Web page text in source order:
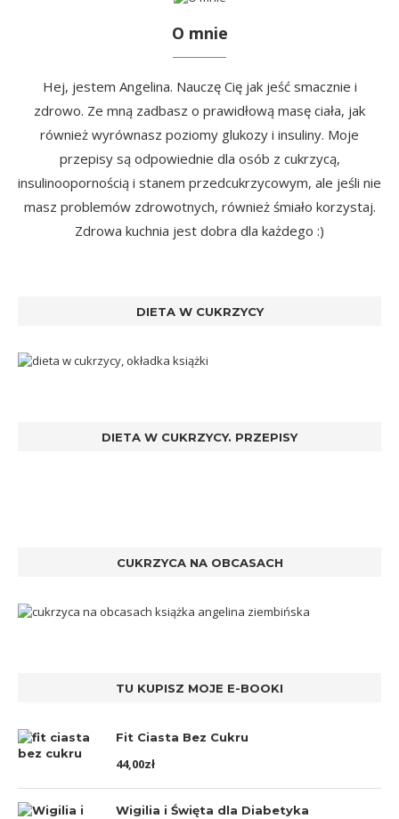
O mnie
Hej, jestem Angelina. Nauczę Cię jak jeść smacznie i
zdrowo. Ze mną zadbasz o prawidłową masę ciała, jak
również wyrównasz poziomy glukozy i insuliny. Moje
przepisy są odpowiednie dla osób z cukrzycą,
insulinoopornością i stanem przedcukrzycowym, ale jeśli nie
masz problemów zdrowotnych, również śmiało korzystaj.
Zdrowa kuchnia jest dobra dla każdego :)
DIETA W CUKRZYCY
DIETA W CUKRZYCY. PRZEPISY
CUKRZYCA NA OBCASACH
TU KUPISZ MOJE E-BOOKI
Fit Ciasta Bez Cukru
44,00zł
Wigilia i Święta dla Diabetyka